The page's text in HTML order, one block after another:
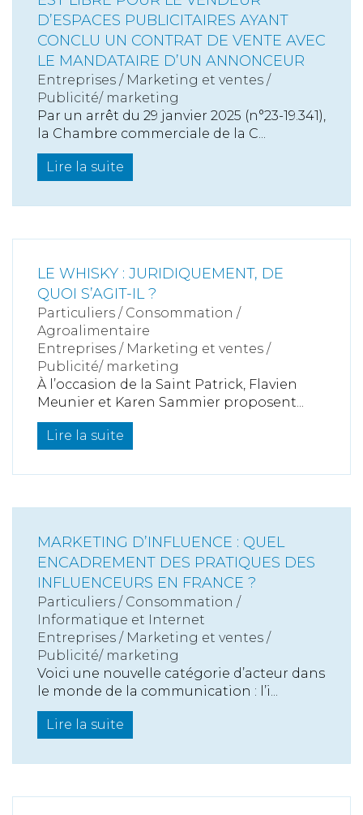
D’ESPACES PUBLICITAIRES AYANT
CONCLU UN CONTRAT DE VENTE AVEC
LE MANDATAIRE D’UN ANNONCEUR
Entreprises / Marketing et ventes /
Publicité/ marketing
Par un arrêt du 29 janvier 2025 (n°23-19.341),
la Chambre commerciale de la C...
Lire la suite
LE WHISKY : JURIDIQUEMENT, DE
QUOI S’AGIT-IL ?
Particuliers / Consommation /
Agroalimentaire
Entreprises / Marketing et ventes /
Publicité/ marketing
À l’occasion de la Saint Patrick, Flavien
Meunier et Karen Sammier proposent...
Lire la suite
MARKETING D’INFLUENCE : QUEL
ENCADREMENT DES PRATIQUES DES
INFLUENCEURS EN FRANCE ?
Particuliers / Consommation /
Informatique et Internet
Entreprises / Marketing et ventes /
Publicité/ marketing
Voici une nouvelle catégorie d’acteur dans
le monde de la communication : l’i...
Lire la suite